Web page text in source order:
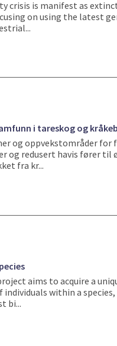
crisis is manifest as
on using the latest
i tareskog og
og oppvekstområder
og redusert havis fører
fra kr...
aims to acquire a
within a
bi...